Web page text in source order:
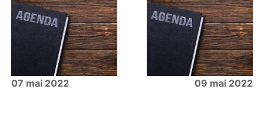
07 mai 2022 09 mai 2022